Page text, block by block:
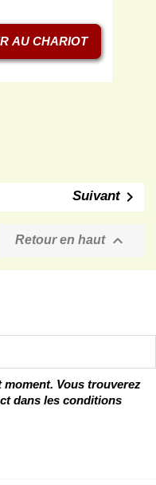
AU CHARIOT
Suivant
Retour en haut 
Vous trouverez
dans les conditions